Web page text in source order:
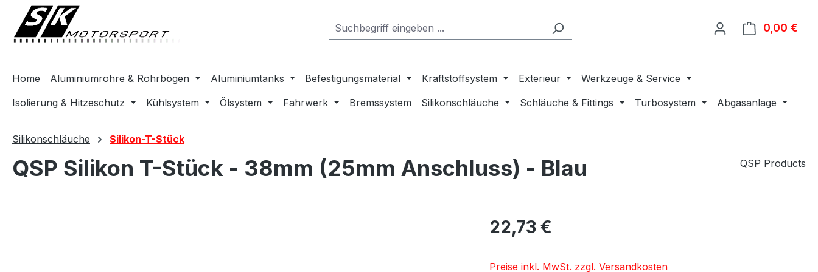
Zur Hauptnavigation springen
0,00 €
Home Aluminiumrohre & Rohrbögen Aluminiumtanks Befestigungsmaterial Kraftstoffsystem Exterieur
Werkzeuge & Service
Isolierung & Hitzeschutz
Kühlsystem Ölsystem Fahrwerk Bremssystem Silikonschläuche Schläuche & Fittings Turbosystem Abgasanlage
Silikonschläuche Silikon-T-Stück
QSP Silikon T-Stück - 38mm (25mm Anschluss) - Blau QSP Products
22,73 €
Preise inkl. MwSt. zzgl. Versandkosten